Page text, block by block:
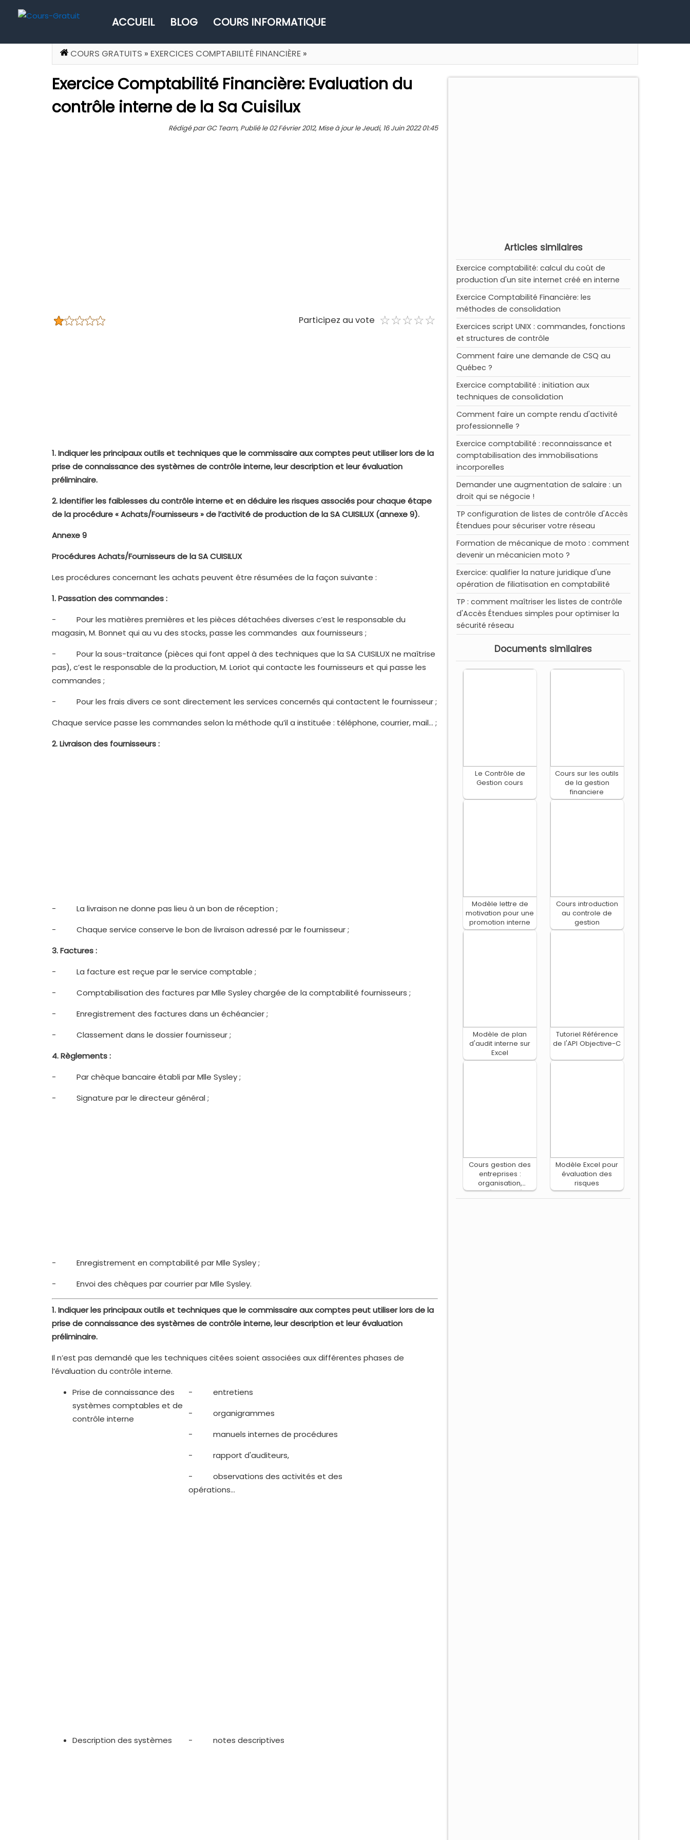
ACCUEIL BLOG COURS INFORMATIQUE
COURS GRATUITS » EXERCICES COMPTABILITÉ FINANCIÈRE »
Articles similaires
Exercice comptabilité: calcul du coût de
production d'un site internet créé en interne
Exercice Comptabilité Financière: les
méthodes de consolidation
Exercices script UNIX : commandes, fonctions
et structures de contrôle
Comment faire une demande de CSQ au
Québec ?
Exercice comptabilité : initiation aux
techniques de consolidation
Comment faire un compte rendu d'activité
professionnelle ?
Exercice comptabilité : reconnaissance et
comptabilisation des immobilisations
incorporelles
Demander une augmentation de salaire : un
droit qui se négocie !
TP configuration de listes de contrôle d'Accès
Étendues pour sécuriser votre réseau
Formation de mécanique de moto : comment
devenir un mécanicien moto ?
Exercice: qualifier la nature juridique d'une
opération de filiatisation en comptabilité
TP : comment maîtriser les listes de contrôle
d'Accès Étendues simples pour optimiser la
sécurité réseau
Documents similaires
Le Contrôle de
Gestion cours
Cours sur les outils
de la gestion
financiere
Modèle lettre de
motivation pour une
promotion interne
Cours introduction
au controle de
gestion
Modèle de plan
d'audit interne sur
Excel
Tutoriel Référence
de l'API Objective-C
Cours gestion des
entreprises :
organisation,
contrôle et coûts
Modèle Excel pour
évaluation des
risques
Exercice Comptabilité Financière: Evaluation du
contrôle interne de la Sa Cuisilux
Rédigé par GC Team, Publié le 02 Février 2012, Mise à jour le Jeudi, 16 Juin 2022 01:45
Participez au vote ☆☆☆☆☆
★★★★★
1. Indiquer les principaux outils et techniques que le commissaire aux comptes peut utiliser lors de la
prise de connaissance des systèmes de contrôle interne, leur description et leur évaluation
préliminaire.
2. Identifier les faiblesses du contrôle interne et en déduire les risques associés pour chaque étape
de la procédure « Achats/Fournisseurs » de l’activité de production de la SA CUISILUX (annexe 9).
Annexe 9
Procédures Achats/Fournisseurs de la SA CUISILUX
Les procédures concernant les achats peuvent être résumées de la façon suivante :
1. Passation des commandes :
- Pour les matières premières et les pièces détachées diverses c’est le responsable du
magasin, M. Bonnet qui au vu des stocks, passe les commandes aux fournisseurs ;
- Pour la sous-traitance (pièces qui font appel à des techniques que la SA CUISILUX ne maîtrise
pas), c’est le responsable de la production, M. Loriot qui contacte les fournisseurs et qui passe les
commandes ;
- Pour les frais divers ce sont directement les services concernés qui contactent le fournisseur ;
Chaque service passe les commandes selon la méthode qu’il a instituée : téléphone, courrier, mail… ;
2. Livraison des fournisseurs :
- La livraison ne donne pas lieu à un bon de réception ;
- Chaque service conserve le bon de livraison adressé par le fournisseur ;
3. Factures :
- La facture est reçue par le service comptable ;
- Comptabilisation des factures par Mlle Sysley chargée de la comptabilité fournisseurs ;
- Enregistrement des factures dans un échéancier ;
- Classement dans le dossier fournisseur ;
4. Règlements :
- Par chèque bancaire établi par Mlle Sysley ;
- Signature par le directeur général ;
- Enregistrement en comptabilité par Mlle Sysley ;
- Envoi des chèques par courrier par Mlle Sysley.
1. Indiquer les principaux outils et techniques que le commissaire aux comptes peut utiliser lors de la
prise de connaissance des systèmes de contrôle interne, leur description et leur évaluation
préliminaire.
Il n’est pas demandé que les techniques citées soient associées aux différentes phases de
l’évaluation du contrôle interne.
Prise de connaissance des
systèmes comptables et de
contrôle interne
- entretiens
- organigrammes
- manuels internes de procédures
- rapport d'auditeurs,
- observations des activités et des
opérations…
Description des systèmes - notes descriptives